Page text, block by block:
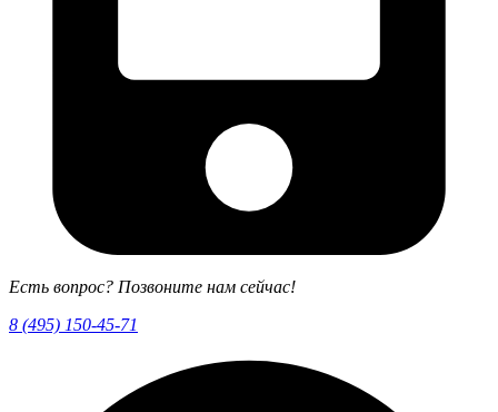
Есть вопрос? Позвоните нам сейчас!
8 (495) 150-45-71